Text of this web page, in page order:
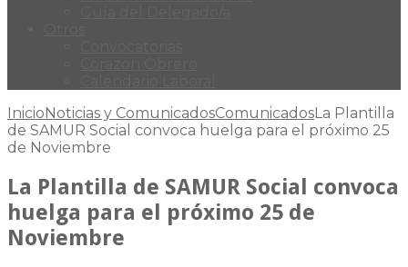
InicioNoticias y ComunicadosComunicadosLa Plantilla
de SAMUR Social convoca huelga para el próximo 25
de Noviembre
La Plantilla de SAMUR Social convoca
huelga para el próximo 25 de
Noviembre